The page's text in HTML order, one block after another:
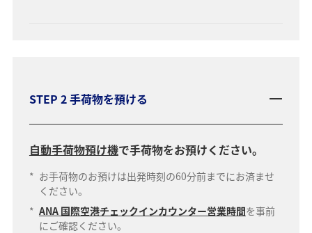
STEP 2 手荷物を預ける
自動手荷物預け機で手荷物をお預けください。
* お手荷物のお預けは出発時刻の60分前までにお済ませ
ください。
* ANA 国際空港チェックインカウンター営業時間を事前
にご確認ください。